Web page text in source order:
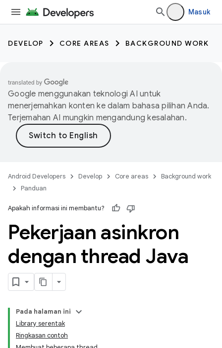
Masuk
DEVELOP CORE AREAS BACKGROUND WORK
Google menggunakan teknologi AI untuk
menerjemahkan konten ke dalam bahasa pilihan Anda.
Terjemahan AI mungkin mengandung kesalahan.
Android Developers Develop Core areas
Background work
Panduan
Apakah informasi ini membantu?
Pekerjaan asinkron
dengan thread Java
Pada halaman ini
Library serentak
Ringkasan contoh